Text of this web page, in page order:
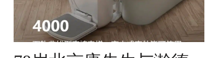
德
凯
尔